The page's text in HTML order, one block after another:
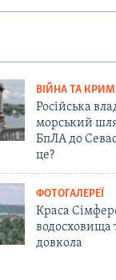
ВІЙНА ТА КРИМ
Російська
морський
БпЛА до
це?
ФОТОГАЛЕРЕЇ
Краса
водосховища
довкола